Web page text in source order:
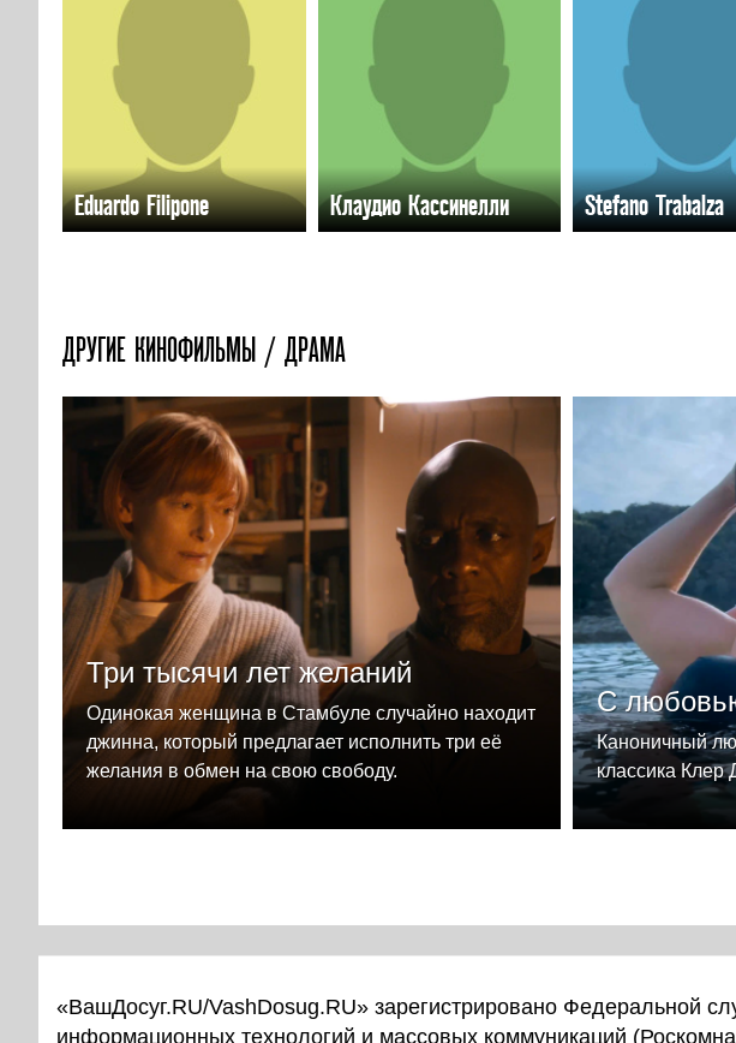
Eduardo Filipone Клаудио Кассинелли Stefano Trabalza
ДРУГИЕ КИНОФИЛЬМЫ / ДРАМА
Три тысячи лет желаний
Одинокая женщина в Стамбуле случайно находит
джинна, который предлагает исполнить три её
желания в обмен на свою свободу.
С
Каноничный
классика Клер
«ВашДосуг.RU/VashDosug.RU» зарегистрировано Федеральной
информационных технологий и массовых коммуникаций